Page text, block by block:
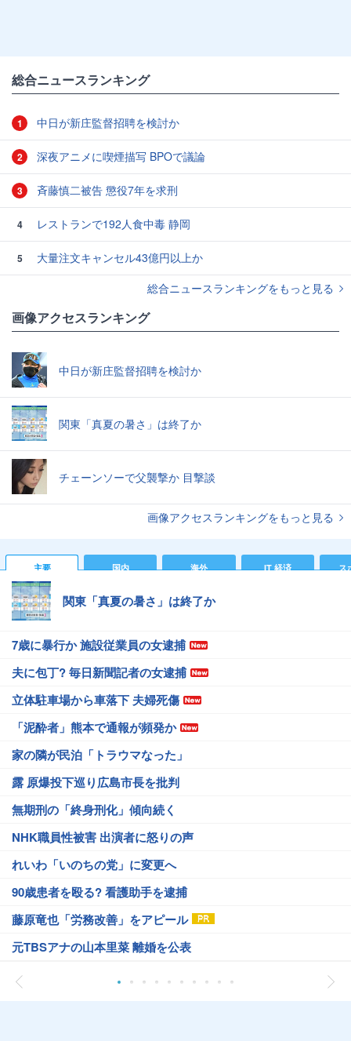
総合ニュースランキング
1 中日が新庄監督招聘を検討か
2 深夜アニメに喫煙描写 BPOで議論
3 斉藤慎二被告 懲役7年を求刑
4 レストランで192人食中毒 静岡
5
大量注文キャンセル43億円以上か
総合ニュースランキングをもっと見る
画像アクセスランキング
中日が新庄監督招聘を検討か
関東「真夏の暑さ」は終了か
チェーンソーで父襲撃か 目撃談
画像アクセスランキングをもっと見る
主要 国内 海外 IT 経済 ス
関東「真夏の暑さ」は終了か
7歳に暴行か 施設従業員の女逮捕
夫に包丁? 毎日新聞記者の女逮捕
立体駐車場から車落下 夫婦死傷
「泥酔者」熊本で通報が頻発か
家の隣が民泊「トラウマなった」
露 原爆投下巡り広島市長を批判
無期刑の「終身刑化」傾向続く
NHK職員性被害 出演者に怒りの声
れいわ「いのちの党」に変更へ
90歳患者を殴る? 看護助手を逮捕
藤原竜也「労務改善」をアピール
元TBSアナの山本里菜 離婚を公表